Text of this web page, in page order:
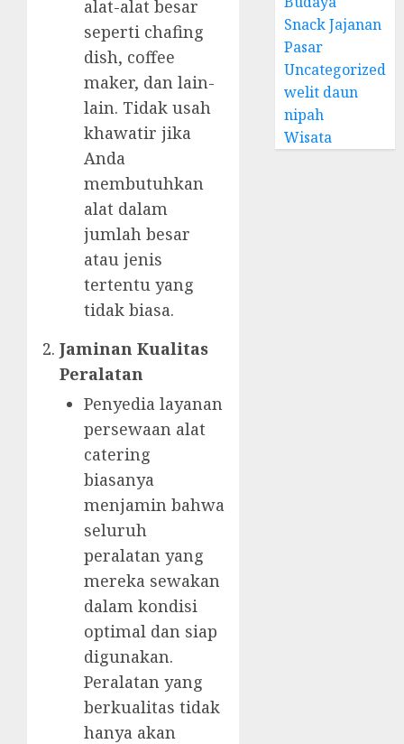
alat-alat besar
seperti chafing
dish, coffee
maker, dan lain-
lain. Tidak usah
khawatir jika
Anda
membutuhkan
alat dalam
jumlah besar
atau jenis
tertentu yang
tidak biasa.
Jaminan Kualitas
Peralatan
Penyedia layanan
persewaan alat
catering
biasanya
menjamin bahwa
seluruh
peralatan yang
mereka sewakan
dalam kondisi
optimal dan siap
digunakan.
Peralatan yang
berkualitas tidak
hanya akan
Snack Jajanan
Pasar
Uncategorized
welit daun
nipah
Wisata